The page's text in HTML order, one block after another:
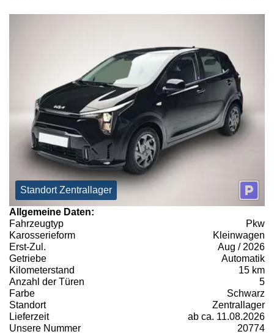
Standort Zentrallager
Allgemeine Daten:
Fahrzeugtyp
Pkw
Karosserieform
Kleinwagen
Erst-Zul.
Aug / 2026
Getriebe
Automatik
Kilometerstand
15 km
Anzahl der Türen
5
Farbe
Schwarz
Standort
Zentrallager
Lieferzeit
ab ca. 11.08.2026
Unsere Nummer
20774